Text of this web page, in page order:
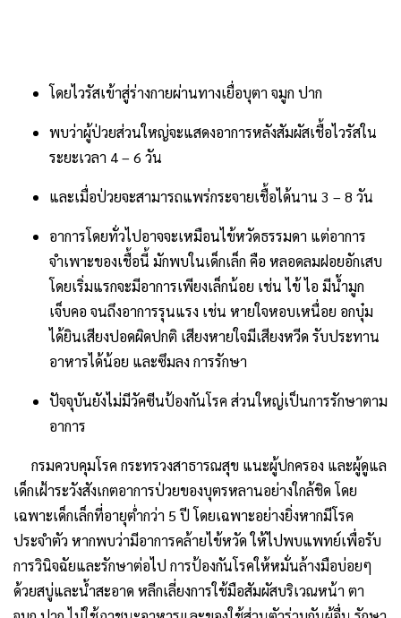
โดยไวรัสเข้าสู่ร่างกายผ่านทางเยื่อบุตา จมูก ปาก
พบว่าผู้ป่วยส่วนใหญ่จะแสดงอาการหลังสัมผัสเชื้อไวรัสใน
ระยะเวลา 4 – 6 วัน
และเมื่อป่วยจะสามารถแพร่กระจายเชื้อได้นาน 3 – 8 วัน
อาการโดยทั่วไปอาจจะเหมือนไข้หวัดธรรมดา แต่อาการ
จำเพาะของเชื้อนี้ มักพบในเด็กเล็ก คือ หลอดลมฝอยอักเสบ
โดยเริ่มแรกจะมีอาการเพียงเล็กน้อย เช่น ไข้ ไอ มีน้ำมูก
เจ็บคอ จนถึงอาการรุนแรง เช่น หายใจหอบเหนื่อย อกบุ๋ม
ได้ยินเสียงปอดผิดปกติ เสียงหายใจมีเสียงหวีด รับประทาน
อาหารได้น้อย และซึมลง การรักษา
ปัจจุบันยังไม่มีวัคซีนป้องกันโรค ส่วนใหญ่เป็นการรักษาตาม
อาการ
กรมควบคุมโรค กระทรวงสาธารณสุข แนะผู้ปกครอง และผู้ดูแล
เด็กเฝ้าระวังสังเกตอาการป่วยของบุตรหลานอย่างใกล้ชิด โดย
เฉพาะเด็กเล็กที่อายุต่ำกว่า 5 ปี โดยเฉพาะอย่างยิ่งหากมีโรค
ประจำตัว หากพบว่ามีอาการคล้ายไข้หวัด ให้ไปพบแพทย์เพื่อรับ
การวินิจฉัยและรักษาต่อไป การป้องกันโรคให้หมั่นล้างมือบ่อยๆ
ด้วยสบู่และน้ำสะอาด หลีกเลี่ยงการใช้มือสัมผัสบริเวณหน้า ตา